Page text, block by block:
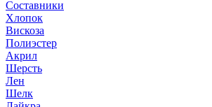
Составники
Хлопок
Вискоза
Полиэстер
Акрил
Шерсть
Лен
Шелк